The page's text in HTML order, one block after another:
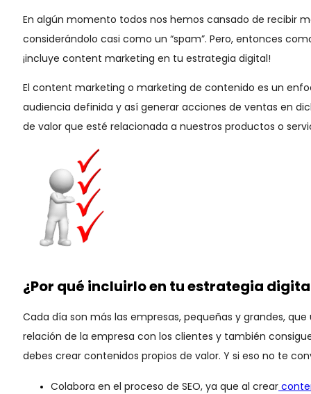
En algún momento todos nos hemos cansado de recibir
considerándolo casi como un “spam”. Pero, entonces
¡incluye content marketing en tu estrategia digital!
El content marketing o marketing de contenido es un
audiencia definida y así generar acciones de ventas en
de valor que esté relacionada a nuestros productos o
¿Por qué incluirlo en tu estrategia
Cada día son más las empresas, pequeñas y grandes,
relación de la empresa con los clientes y también
debes crear contenidos propios de valor. Y si eso no te
Colabora en el proceso de SEO, ya que al crear